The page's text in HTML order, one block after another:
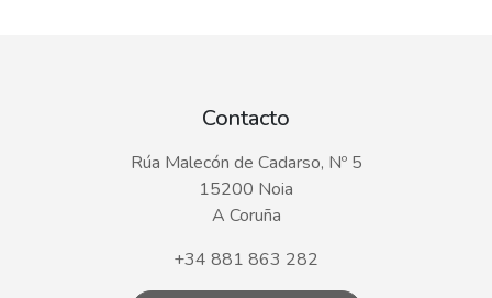
Contacto
Rúa Malecón de Cadarso, Nº 5
15200 Noia
A Coruña
+34 881 863 282